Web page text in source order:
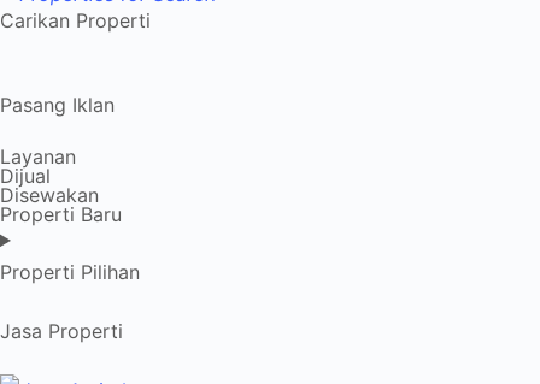
Carikan Properti
Pasang Iklan
Layanan
Dijual
Disewakan
Properti Baru
Properti Pilihan
Jasa Properti